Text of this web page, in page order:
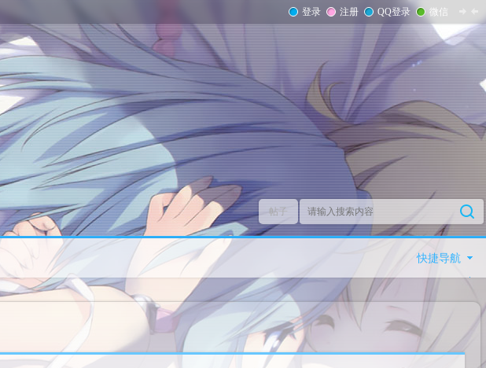
登录 注册 QQ登录 微信
帖子
快捷导航